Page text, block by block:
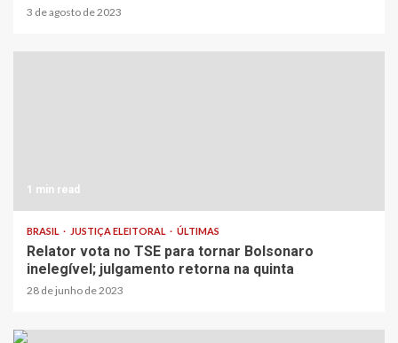
3 de agosto de 2023
1 min read
BRASIL JUSTIÇA ELEITORAL ÚLTIMAS
Relator vota no TSE para tornar Bolsonaro
inelegível; julgamento retorna na quinta
28 de junho de 2023